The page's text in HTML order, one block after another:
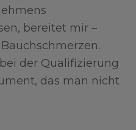
bereitet mir –
der Qualifizierung
das man nicht